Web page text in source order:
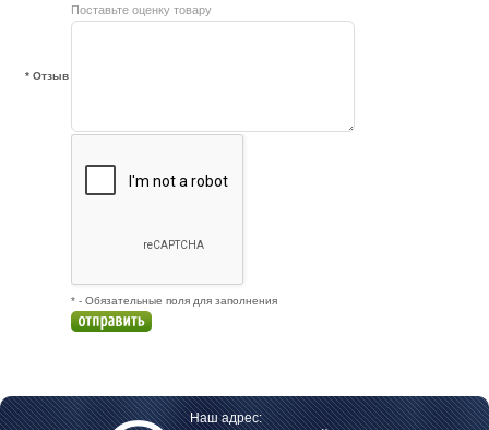
Поставьте оценку товару
* Отзыв
* - Обязательные поля для заполнения
Наш адрес: